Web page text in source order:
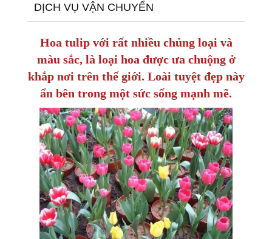
DỊCH VỤ VẬN CHUYỂN
Hoa tulip với rất nhiều chủng loại và
màu sắc, là loại hoa được ưa chuộng ở
khắp nơi trên thế giới. Loài tuyệt đẹp này
ẩn bên trong một sức sống mạnh mẽ.